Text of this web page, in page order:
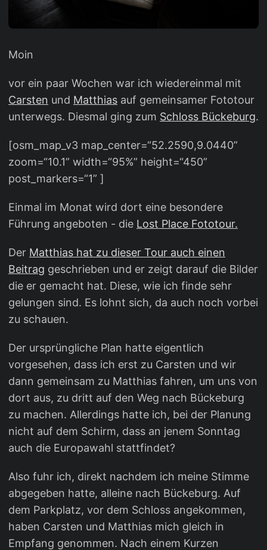
Moin
vor ein paar Wochen war ich wiedereinmal mit
Carsten und Matthias auf gemeinsamer Fototour
unterwegs. Diesmal ging zum Schloss Bückeburg.
[osm_map_v3 map_center=“52.2590,9.0440”
zoom=“10.1” width=“95%” height=“450”
post_markers=“1” ]
Einmal im Monat wird dort eine besondere
Führung angeboten - die Lost Place Fototour.
Der Matthias hat zu dieser Tour auch einen
Beitrag geschrieben und er zeigt darauf die Bilder
die er gemacht hat. Diese, wie ich finde sehr
gelungen sind. Es lohnt sich, da auch noch vorbei
zu schauen.
Der ursprüngliche Plan hatte eigentlich
vorgesehen, dass ich erst zu Carsten und wir
dann gemeinsam zu Matthias fahren, um uns von
dort aus, zu dritt auf den Weg nach Bückeburg
zu machen. Allerdings hatte ich, bei der Planung
nicht auf dem Schirm, dass an jenem Sonntag
auch die Europawahl stattfindet?
Also fuhr ich, direkt nachdem ich meine Stimme
abgegeben hatte, alleine nach Bückeburg. Auf
dem Parkplatz, vor dem Schloss angekommen,
haben Carsten und Matthias mich gleich in
Empfang genommen. Nach einem Kurzen